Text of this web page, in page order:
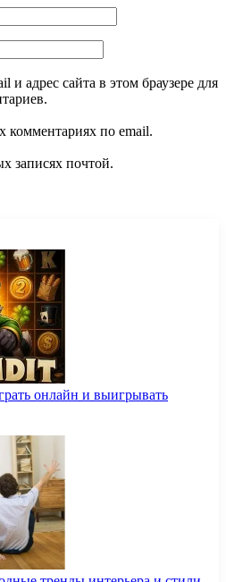
и адрес сайта в этом браузере для
комментариях по email.
записях почтой.
онлайн и выигрывать